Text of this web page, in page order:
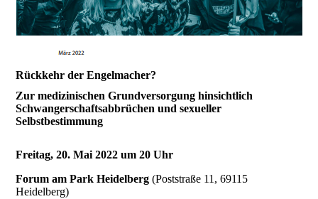
Rückkehr der Engelmacher?
Zur medizinischen Grundversorgung hinsichtlich
Schwangerschaftsabbrüchen und sexueller
Selbstbestimmung
Freitag, 20. Mai 2022 um 20 Uhr
Forum am Park Heidelberg (Poststraße 11, 69115
Heidelberg)